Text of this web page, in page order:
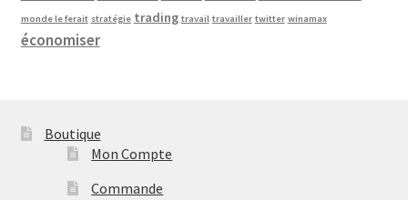
monde le ferait stratégie trading travail travailler twitter winamax
économiser
Boutique
Mon Compte
Commande